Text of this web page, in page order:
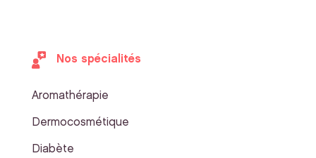
Nos spécialités
Aromathérapie
Dermocosmétique
Diabète